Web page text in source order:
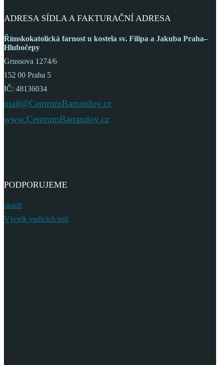
ADRESA SÍDLA A FAKTURAČNÍ ADRESA
Římskokatolická farnost u kostela sv. Filipa a Jakuba Praha–
Hlubočepy
Grussova 1274/6
152 00 Praha 5
IČ: 48136034
mail@CentrumBarrandov.cz
www.CentrumBarrandov.cz
PODPORUJEME
skauti
Výcvik vodicích psů